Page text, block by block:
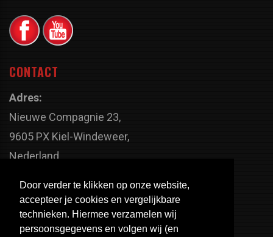
Door verder te klikken op onze website,
accepteer je cookies en vergelijkbare
technieken. Hiermee verzamelen wij
persoonsgegevens en volgen wij (en
CONTACT
Adres:
Nieuwe Compagnie 23,
9605 PX Kiel-Windeweer,
Nederland
+31 598 - 320 402
Telefoonnummer:
+31 598 - 350 330